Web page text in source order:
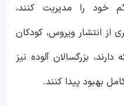
خود را مدیریت کنند،
از انتشار ویروس، کودکان
بزرگسالان آلوده نیز
بهبود پیدا کنند.